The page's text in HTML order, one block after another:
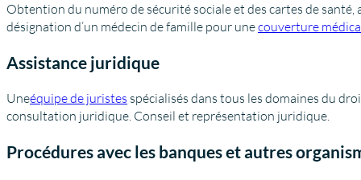
Obtention du numéro de sécurité sociale et des cartes de
désignation d’un médecin de famille pour unecouverture
Assistance juridique
Uneéquipe de juristes spécialisés dans tous les domaines du
consultation juridique. Conseil et représentation juridique.
Procédures avec les banques et autres